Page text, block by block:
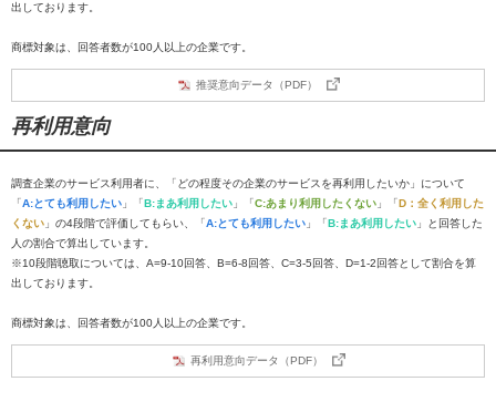
出しております。
商標対象は、回答者数が100人以上の企業です。
推奨意向データ（PDF）
再利用意向
調査企業のサービス利用者に、「どの程度その企業のサービスを再利用したいか」について
「A:とても利用したい 」「B:まあ利用したい 」「C:あまり利用したくない 」「D：全く利用した
くない 」の4段階で評価してもらい、「A:とても利用したい 」「B:まあ利用したい 」と回答した
人の割合で算出しています。
※10段階聴取については、A=9-10回答、B=6-8回答、C=3-5回答、D=1-2回答として割合を算
出しております。
商標対象は、回答者数が100人以上の企業です。
再利用意向データ（PDF）